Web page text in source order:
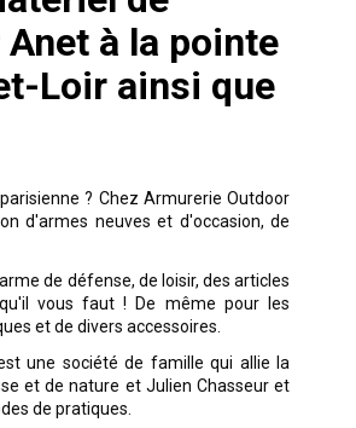
à la pointe
Loir ainsi que
? Chez Armurerie Outdoor
d'armes neuves et d'occasion, de
de défense, de loisir, des articles
vous faut ! De même pour les
et de divers accessoires.
une société de famille qui allie la
et de nature et Julien Chasseur et
de pratiques.